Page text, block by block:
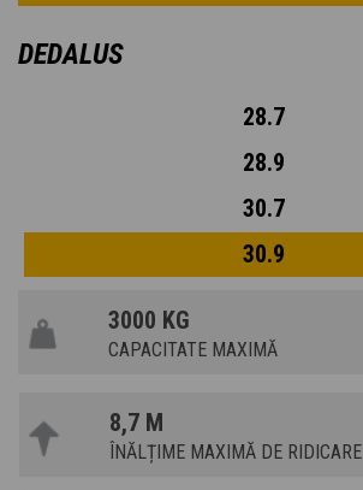
DEDALUS
28.7
28.9
30.7
30.9
3000 KG
CAPACITATE MAXIMĂ
8,7 M
ÎNĂLȚIME MAXIMĂ DE RIDICARE